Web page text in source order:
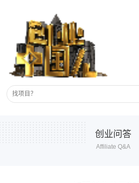
创业问答
Affiliate Q&A